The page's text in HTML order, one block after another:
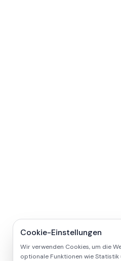
Cookie-Einstellungen
Wir verwenden Cookies, um die
optionale Funktionen wie